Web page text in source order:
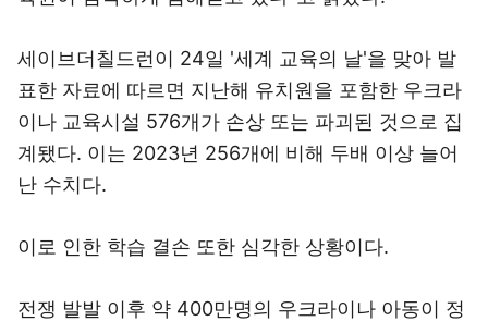
세이브더칠드런이 24일 '세계 교육의 날'을 맞아 발
표한 자료에 따르면 지난해 유치원을 포함한 우크라
이나 교육시설 576개가 손상 또는 파괴된 것으로 집
계됐다. 이는 2023년 256개에 비해 두배 이상 늘어
난 수치다.
이로 인한 학습 결손 또한 심각한 상황이다.
전쟁 발발 이후 약 400만명의 우크라이나 아동이 정